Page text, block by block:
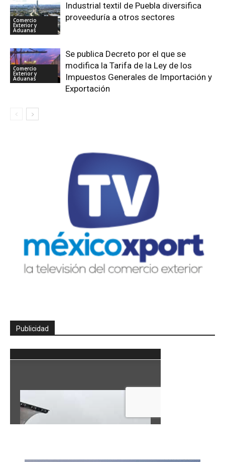
Comercio
Exterior y
Aduanas
Industrial textil de Puebla diversifica
proveeduría a otros sectores
Comercio
Exterior y
Aduanas
Se publica Decreto por el que se
modifica la Tarifa de la Ley de los
Impuestos Generales de Importación y
Exportación
Publicidad